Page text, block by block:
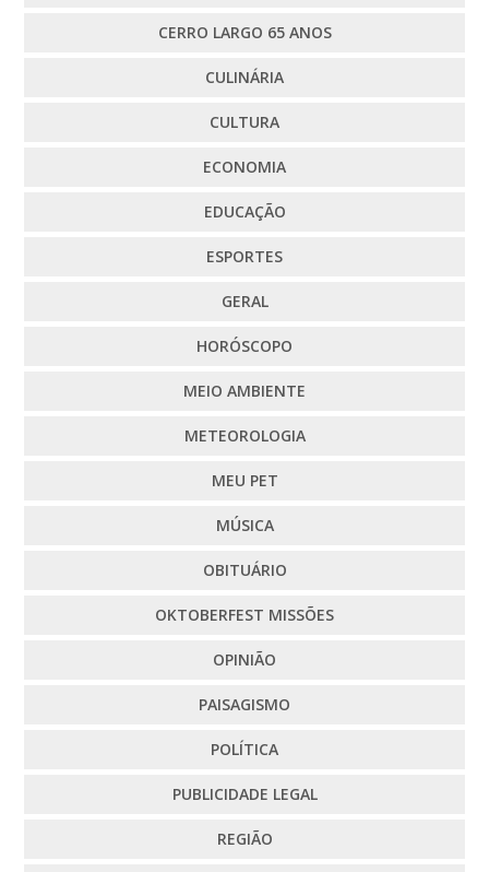
CERRO LARGO 65 ANOS
CULINÁRIA
CULTURA
ECONOMIA
EDUCAÇÃO
ESPORTES
GERAL
HORÓSCOPO
MEIO AMBIENTE
METEOROLOGIA
MEU PET
MÚSICA
OBITUÁRIO
OKTOBERFEST MISSÕES
OPINIÃO
PAISAGISMO
POLÍTICA
PUBLICIDADE LEGAL
REGIÃO